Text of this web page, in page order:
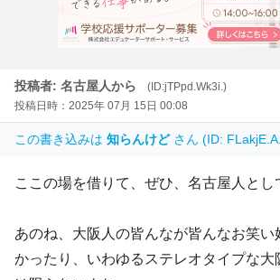
投稿者: 名古屋人から
(ID:jTPpd.Wk3i.)
投稿日時：2025年 07月 15日 00:08
この書き込みは 知らんけど さん (ID:
ここの場を借りて、ぜひ、名古屋人とし
あのね、大阪人の皆んなが皆んなお笑い
かったり、いわゆるステレオタイプな大